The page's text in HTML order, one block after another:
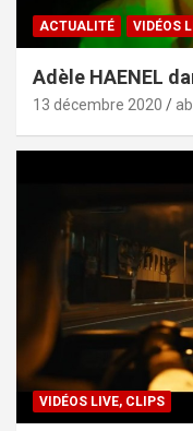
ACTUALITÉ VIDÉOS
Adèle HAENEL
13 décembre 2020
VIDÉOS LIVE, CLIPS